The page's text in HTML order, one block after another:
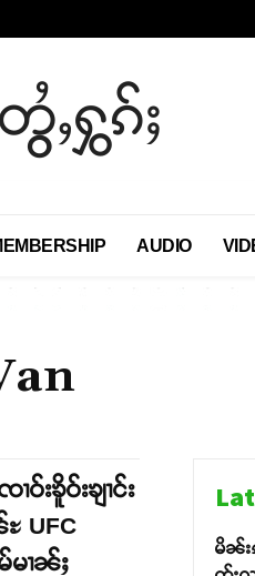
ႇႁွၵ်ႈ
AUDIO
းၶိူဝ်းၶျၢင်း
UFC
မၢၼ်ႈ
မိၼ်